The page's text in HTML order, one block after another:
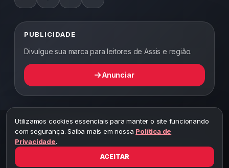
PUBLICIDADE
Divulgue sua marca para leitores de Assis e região.
Anunciar
2026 ©Abordagem Notícias— Todos os direitos reservados —
Desenvolvido por WEB5.
A cópia total ou parcial desta página implicará ao autor sob pena de
Toda reprodução deste conteúdo sem citar o link do site está sujeita
Utilizamos cookies essenciais para manter o site funcionando
com segurança. Saiba mais em nossa Política de
Privacidade.
ACEITAR